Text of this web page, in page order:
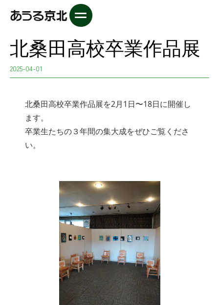
北桑田高校卒業作品展
2025-04-01
北桑田高校卒業作品展を2月1日〜18日に開催し
ます。
卒業生たちの３年間の集大成をぜひご覧くださ
い。